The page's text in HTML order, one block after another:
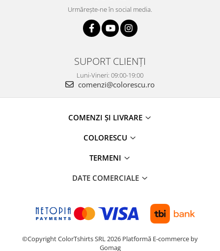
Urmărește-ne în social media.
SUPORT CLIENȚI
Luni-Vineri: 09:00-19:00
comenzi@colorescu.ro
COMENZI ȘI LIVRARE
COLORESCU
TERMENI
DATE COMERCIALE
©Copyright ColorTshirts SRL 2026 Platformă E-commerce by
Gomag